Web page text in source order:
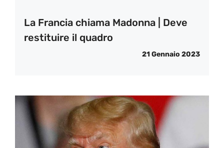
La Francia chiama Madonna | Deve
restituire il quadro
21 Gennaio 2023